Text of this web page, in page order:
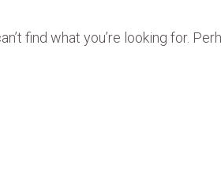
find what you’re looking for.